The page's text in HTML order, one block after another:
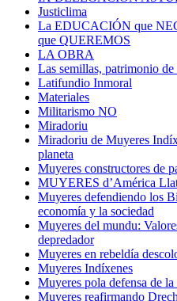
Justiclima
La EDUCACIÓN que
que QUEREMOS
LA OBRA
Las semillas, patrimonio de
Latifundio Inmoral
Materiales
Militarismo NO
Miradoriu
Miradoriu de Muyeres
planeta
Muyeres constructores de
MUYERES d’América
Muyeres defendiendo los
economía y la sociedad
Muyeres del mundu:
depredador
Muyeres en rebeldía
Muyeres Indíxenes
Muyeres pola defensa de
Muyeres reafirmando